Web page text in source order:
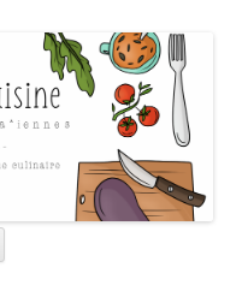
Aller au contenu